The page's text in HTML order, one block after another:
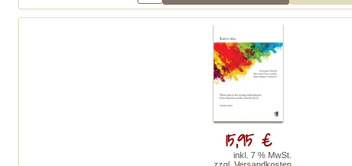
15,95 €
inkl. 7 % MwSt.